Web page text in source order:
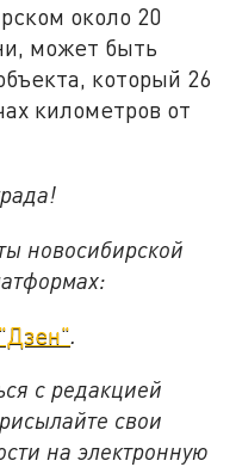
около 20
может быть
который 26
километров от
новосибирской
"Дзен"
с редакцией
свои
на электронную